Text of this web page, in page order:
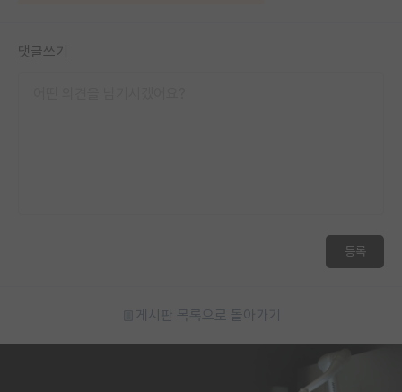
댓글쓰기
등록
게시판 목록으로 돌아가기